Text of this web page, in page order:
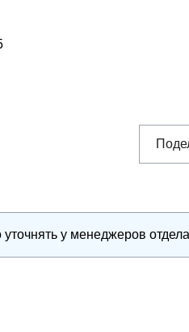
у менеджеров